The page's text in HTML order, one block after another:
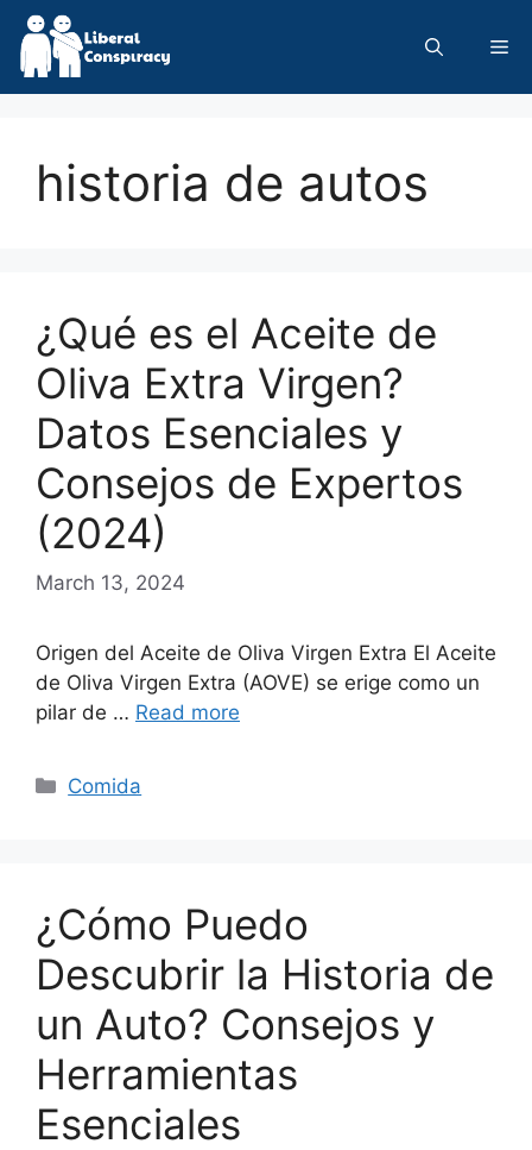
Skip
content
historia de autos
¿Qué es el Aceite de
Oliva Extra Virgen?
Datos Esenciales y
Consejos de Expertos
(2024)
March 13, 2024
Origen del Aceite de Oliva Virgen Extra El Aceite
de Oliva Virgen Extra (AOVE) se erige como un
pilar de … Read more
Categories
Comida
¿Cómo Puedo
Descubrir la Historia de
un Auto? Consejos y
Herramientas
Esenciales